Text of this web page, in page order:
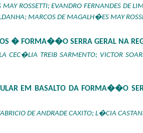
ROSSETTI; EVANDRO FERNANDES DE
MARCOS DE MAGALH�ES MAY
� FORMA��O SERRA GERAL NA
CEC�LIA TREIB SARMENTO; VICTOR
EM BASALTO DA FORMA��O
DE ANDRADE CAXITO; L�CIA